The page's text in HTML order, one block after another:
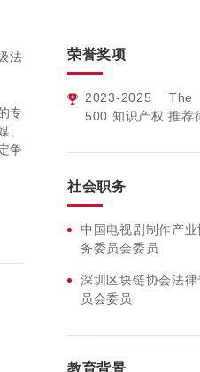
法
专
、
争
荣誉奖项
2023-2025
500 知识产权 推荐
社会职务
中国电视剧制作产
务委员会委员
深圳区块链协会法
员会委员
教育背景